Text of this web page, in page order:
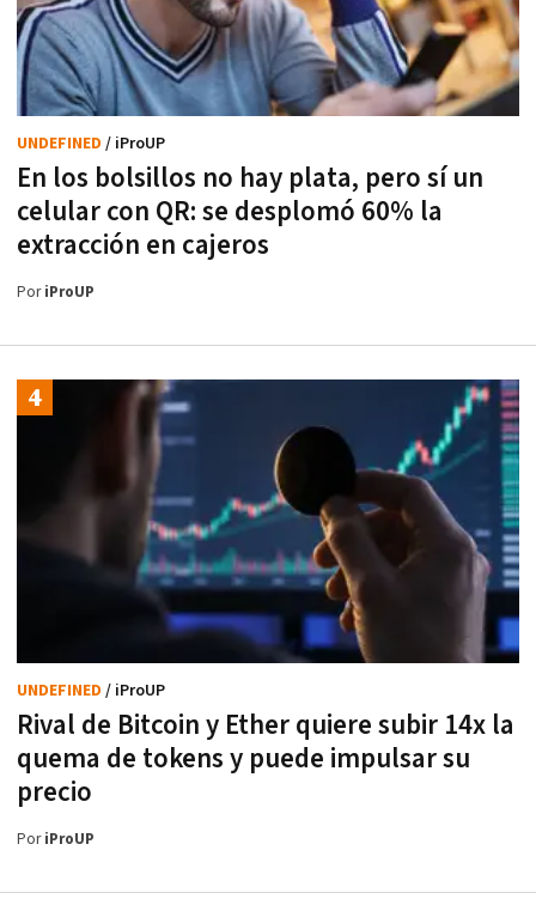
En los bolsillos no hay plata, pero sí un
celular con QR: se desplomó 60% la
extracción en cajeros
UNDEFINED / iProUP
PoriProUP
Rival de Bitcoin y Ether quiere subir 14x la
quema de tokens y puede impulsar su
precio
UNDEFINED / iProUP
PoriProUP